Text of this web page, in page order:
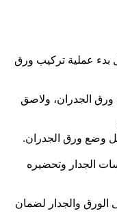
بدء عملية تركيب ورق
الجدران، ولاصق
وضع ورق الجدران.
الجدار وتحضيره
والجدار لضمان